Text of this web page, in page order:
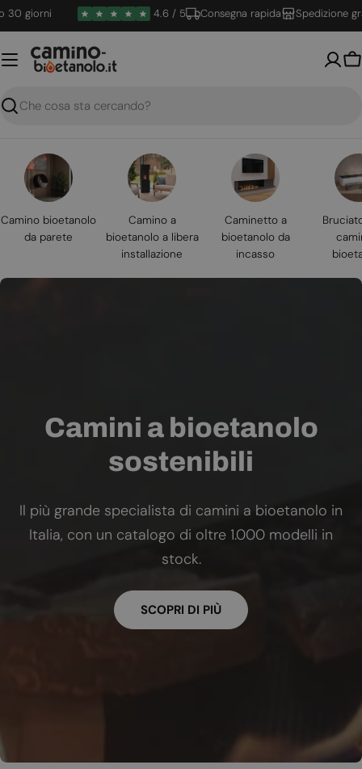
Vai
al
contenuto
4.6 / 5 Consegna rapida Spedizione
Ricerca
Camino bioetanolo
da parete
Camino a
bioetanolo a libera
installazione
Caminetto a
bioetanolo da
incasso
Camini a bioetanolo
sostenibili
Il più grande specialista di camini a bioetanolo in
Italia, con un catalogo di oltre 1.000 modelli in
stock.
SCOPRI DI PIÙ